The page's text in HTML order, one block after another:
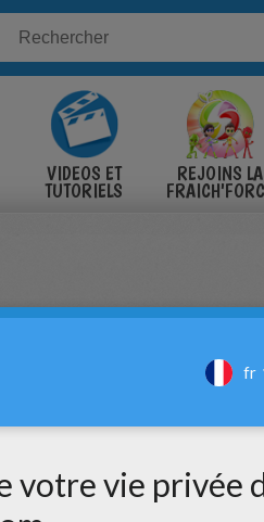
VIDÉOS ET
TUTORIELS
REJOINS LA